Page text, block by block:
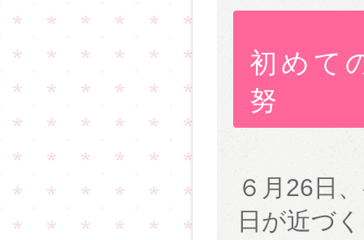
初めて
努
６月26日
日が近づ